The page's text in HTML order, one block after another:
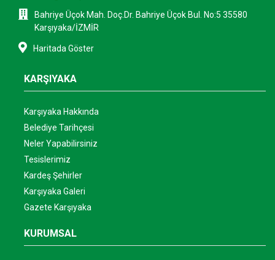
Bahriye Üçok Mah. Doç.Dr. Bahriye Üçok Bul. No:5 35580
Karşıyaka/İZMİR
Haritada Göster
KARŞIYAKA
Karşıyaka Hakkında
Belediye Tarihçesi
Neler Yapabilirsiniz
Tesislerimiz
Kardeş Şehirler
Karşıyaka Galeri
Gazete Karşıyaka
KURUMSAL